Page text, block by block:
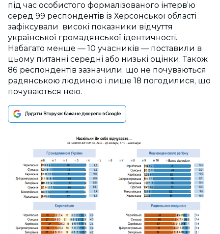
під час особистого формалізованого інтерв’ю
серед 99 респондентів із Херсонської області
зафіксували високі показники відчуття
української громадянської ідентичності.
Набагато менше — 10 учасників — поставили в
цьому питанні середні або низькі оцінки. Також
86 респондентів зазначили, що не почуваються
радянською людиною і лише 18 погодилися, що
почуваються нею.
Додати Вгору як бажане джерело в Google